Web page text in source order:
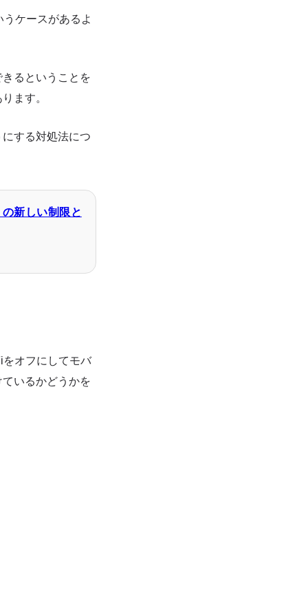
ケースがあるよ
るということを
ます。
する対処法につ
新しい制限と
オフにしてモバ
いるかどうかを